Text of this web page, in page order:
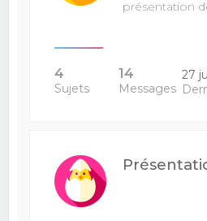
présentation
4
Sujets
14
Messages
27